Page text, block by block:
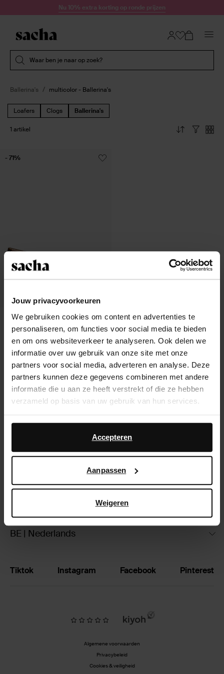
Jouw privacyvoorkeuren
We gebruiken cookies om content en advertenties te
personaliseren, om functies voor social media te bieden
en om ons websiteverkeer te analyseren. Ook delen we
informatie over uw gebruik van onze site met onze
partners voor social media, adverteren en analyse. Deze
partners kunnen deze gegevens combineren met andere
informatie die u aan ze heeft verstrekt of die ze hebben
verzameld op basis van uw gebruik van hun services.
Daarnaast werken wij samen met Google voor
advertentie- en meetdoeleinden. Meer informatie over
hoe Google uw persoonsgegevens gebruikt, vindt u op
Accepteren
Aanpassen
Weigeren
Doorgaan naar artikelNu 10% extra korting op ronde prijzen
Waar ben je naar op zoek?
Ballerina's multicolor - Ballerina's
Loafers Clogs Ballerina's
1 artikel
Ballerina's met snake print
24.00
- 71%
Over Sacha
Klantenservice
Verzending & levering
Ruilen & retourneren
Brandstores
BE | Nederlands
Tiktok Instagram Facebook Pinterest
Algemene voorwaarden
Privacybeleid
Cookies & veiligheid